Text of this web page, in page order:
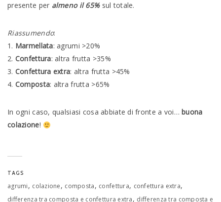
presente per almeno il 65%sul totale.
Riassumendo:
1. Marmellata: agrumi >20%
2. Confettura: altra frutta >35%
3. Confettura extra: altra frutta >45%
4. Composta: altra frutta >65%
In ogni caso, qualsiasi cosa abbiate di fronte a voi… buona
colazione!
TAGS
agrumi, colazione, composta, confettura, confettura extra,
differenza tra composta e confettura extra, differenza tra composta e